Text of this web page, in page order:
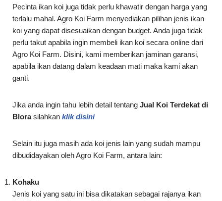
Pecinta ikan koi juga tidak perlu khawatir dengan harga yang
terlalu mahal. Agro Koi Farm menyediakan pilihan jenis ikan
koi yang dapat disesuaikan dengan budget. Anda juga tidak
perlu takut apabila ingin membeli ikan koi secara online dari
Agro Koi Farm. Disini, kami memberikan jaminan garansi,
apabila ikan datang dalam keadaan mati maka kami akan
ganti.
Jika anda ingin tahu lebih detail tentang Jual Koi Terdekat di
Blorasilahkan klik disini
Selain itu juga masih ada koi jenis lain yang sudah mampu
dibudidayakan oleh Agro Koi Farm, antara lain:
Kohaku
Jenis koi yang satu ini bisa dikatakan sebagai rajanya ikan